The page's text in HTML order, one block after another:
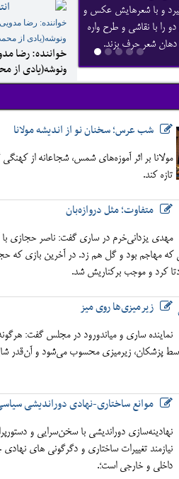
و با شعرهایش عکس و
را با نقاشی و طرح واره
دهان شعر حرف بزند.
خواننده: رضا
ونوشه(یادی از
خواننده: رضا
ونوشه(یادی از
شب عرس؛ سخنان نو از اندیشه مولانا
مولانا بر اثر آموزه‌های شمس، شجاعانه از
تازه کند.
متفاوت؛ مثل دروازه‌بان
مهدی یزدانی‌خرم در ساری گفت: ناصر حجازی با
که مهاجم بود و گل هم زد. در آخرین بازی که
کرد و موجب برکناریش شد.
زیرمیزی‌ها روی میز
نماینده ساری و میاندورود در مجلس گفت:
پزشکان، زیرمیزی محسوب می‌شود و آن‌قدر
موانع ساختاری-نهادی دوراندیشی
نهادینه‌سازی دوراندیشی با سخن‌سرایی و
نیازمند تغییرات ساختاری و دگرگونی های
داخلی و خارجی است؛.